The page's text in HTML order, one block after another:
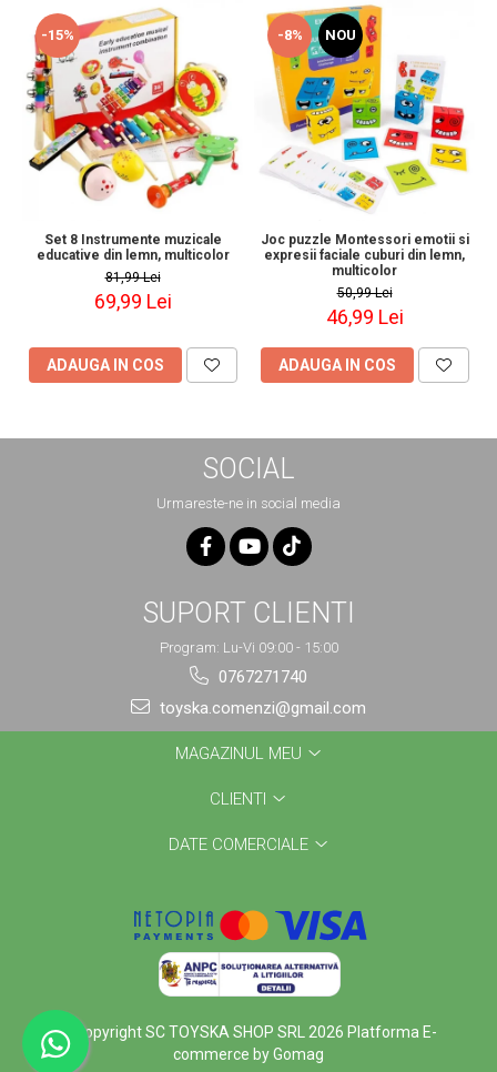
-15%
Set 8 Instrumente muzicale
educative din lemn, multicolor
81,99 Lei
69,99 Lei
ADAUGA IN COS
-8% NOU
Joc puzzle Montessori emotii si
expresii faciale cuburi din lemn,
multicolor
50,99 Lei
46,99 Lei
ADAUGA IN COS
SOCIAL
Urmareste-ne in social media
SUPORT CLIENTI
Program: Lu-Vi 09:00 - 15:00
0767271740
toyska.comenzi@gmail.com
MAGAZINUL MEU
CLIENTI
DATE COMERCIALE
©Copyright SC TOYSKA SHOP SRL 2026 Platforma E-
commerce by Gomag